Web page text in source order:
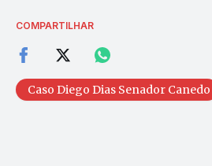
COMPARTILHAR
Caso Diego Dias Senador Canedo